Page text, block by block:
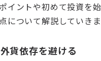
イントや初めて投資を
について解説していきま
貨依存を避ける